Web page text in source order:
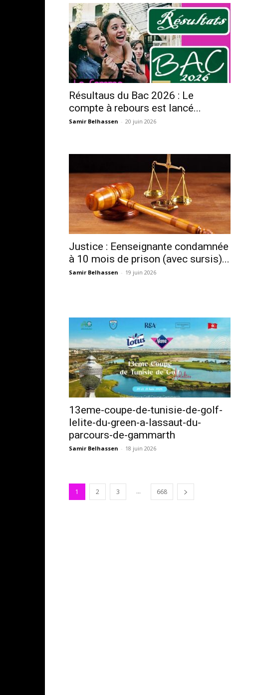
Résultaus du Bac 2026 : Le
compte à rebours est lancé...
Samir Belhassen - 20 juin 2026
Justice : Eenseignante condamnée
à 10 mois de prison (avec sursis)...
Samir Belhassen - 19 juin 2026
13eme-coupe-de-tunisie-de-golf-
lelite-du-green-a-lassaut-du-
parcours-de-gammarth
Samir Belhassen - 18 juin 2026
1 2 3 ... 668